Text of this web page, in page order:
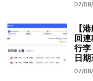
07/
【
回
行李
日
07/